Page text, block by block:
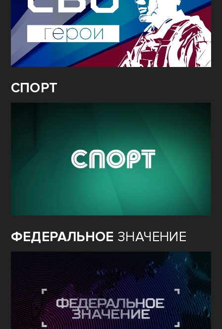
СПОРТ
ФЕДЕРАЛЬНОЕ ЗНАЧЕНИЕ